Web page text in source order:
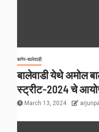
बाणेर-बालेवाडी
बालेवाडी येथे अमोल
स्ट्रीट-2024 चे
March 13, 2024